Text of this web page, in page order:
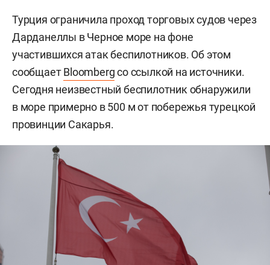
Турция ограничила проход торговых судов через
Дарданеллы в Черное море на фоне
участившихся атак беспилотников. Об этом
сообщаетBloombergсо ссылкой на источники.
Сегодня неизвестный беспилотник обнаружили
в море примерно в 500 м от побережья турецкой
провинции Сакарья.